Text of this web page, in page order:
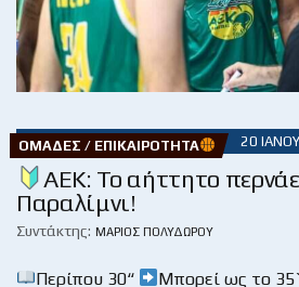
ΟΜΆΔΕΣ / ΕΠΙΚΑΙΡΌΤΗΤΑ 20
ΑΕΚ: Το αήττητο
Παραλίμνι!
Συντάκτης: ΜΆΡΙΟΣ ΠΟΛΥΔΏΡΟΥ
Περίπου 30“ Μπορεί ως το